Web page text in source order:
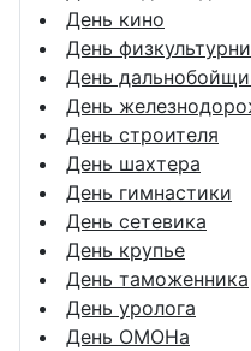
День кино
День
День
День
День строителя
День шахтера
День гимнастики
День сетевика
День крупье
День таможенника
День уролога
День ОМОНа